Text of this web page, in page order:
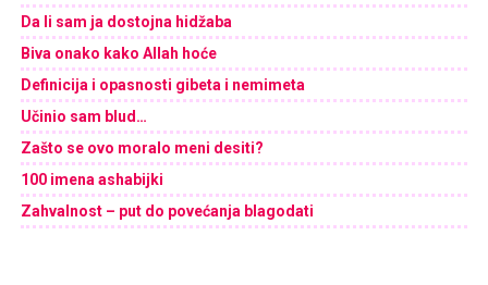
Da li sam ja dostojna hidžaba
Biva onako kako Allah hoće
Definicija i opasnosti gibeta i nemimeta
Učinio sam blud…
Zašto se ovo moralo meni desiti?
100 imena ashabijki
Zahvalnost – put do povećanja blagodati